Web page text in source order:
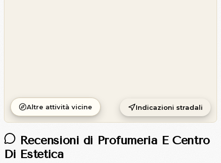
Altre attività vicine Indicazioni stradali
Recensioni di Profumeria E Centro
Di Estetica